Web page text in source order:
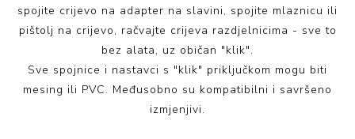
spojite crijevo na adapter na slavini, spojite mlaznicu ili
pištolj na crijevo, račvajte crijeva razdjelnicima - sve to
bez alata, uz običan "klik".
Sve spojnice i nastavci s "klik" priključkom mogu biti
mesing ili PVC. Međusobno su kompatibilni i savršeno
izmjenjivi.